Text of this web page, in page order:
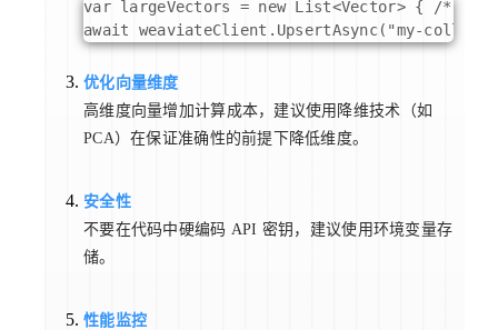
var largeVectors = new List<Vector> { /* 数
await weaviateClient.UpsertAsync("my-
优化向量维度
高维度向量增加计算成本，建议使用降维技术（如
PCA）在保证准确性的前提下降低维度。
安全性
不要在代码中硬编码 API 密钥，建议使用环境变量存
储。
性能监控